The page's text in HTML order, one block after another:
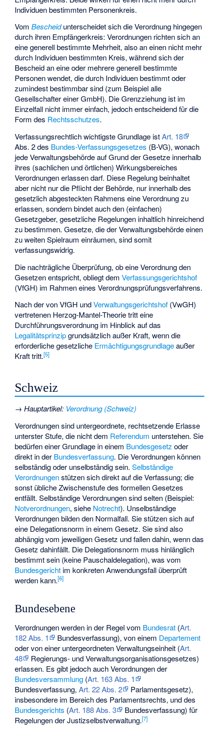
Individuen bestimmten Personenkreis.
VomBescheidunterscheidet sich die Verordnung hingegen
durch ihren Empfängerkreis: Verordnungen richten sich an
eine generell bestimmte Mehrheit, also an einen nicht mehr
durch Individuen bestimmten Kreis, während sich der
Bescheid an eine oder mehrere generell bestimmte
Personen wendet, die durch Individuen bestimmt oder
zumindest bestimmbar sind (zum Beispiel alle
Gesellschafter einer GmbH). Die Grenzziehung ist im
Einzelfall nicht immer einfach, jedoch entscheidend für die
Form des Rechtsschutzes.
Verfassungsrechtlich wichtigste Grundlage istArt. 18
Abs. 2 des Bundes-Verfassungsgesetzes (B-VG), wonach
jede Verwaltungsbehörde auf Grund der Gesetze innerhalb
ihres (sachlichen und örtlichen) Wirkungsbereiches
Verordnungen erlassen darf. Diese Regelung beinhaltet
aber nicht nur die Pflicht der Behörde, nur innerhalb des
gesetzlich abgesteckten Rahmens eine Verordnung zu
erlassen, sondern bindet auch den (einfachen)
Gesetzgeber, gesetzliche Regelungen inhaltlich hinreichend
zu bestimmen. Gesetze, die der Verwaltungsbehörde einen
zu weiten Spielraum einräumen, sind somit
verfassungswidrig.
Die nachträgliche Überprüfung, ob eine Verordnung den
Gesetzen entspricht, obliegt demVerfassungsgerichtshof
(VfGH) im Rahmen eines Verordnungsprüfungsverfahrens.
Nach der von VfGH undVerwaltungsgerichtshof (VwGH)
vertretenen Herzog-Mantel-Theorietritt eine
Durchführungsverordnung im Hinblick auf das
Legalitätsprinzipgrundsätzlich außer Kraft, wenn die
erforderliche gesetzliche Ermächtigungsgrundlageaußer
Kraft tritt.[5]
Schweiz
→Hauptartikel: Verordnung (Schweiz)
Verordnungen sind untergeordnete, rechtsetzende Erlasse
unterster Stufe, die nicht dem Referendum unterstehen. Sie
bedürfen einer Grundlage in einem Bundesgesetz oder
direkt in der Bundesverfassung. Die Verordnungen können
selbständig oder unselbständig sein.Selbständige
Verordnungenstützen sich direkt auf die Verfassung; die
sonst übliche Zwischenstufe des formellen Gesetzes
entfällt. Selbständige Verordnungen sind selten (Beispiel:
Notverordnungen, siehe Notrecht). Unselbständige
Verordnungen bilden den Normalfall. Sie stützen sich auf
eine Delegationsnorm in einem Gesetz. Sie sind also
abhängig vom jeweiligen Gesetz und fallen dahin, wenn das
Gesetz dahinfällt. Die Delegationsnorm muss hinlänglich
bestimmt sein (keine Pauschaldelegation), was vom
Bundesgericht im konkreten Anwendungsfall überprüft
werden kann.[6]
Bundesebene
Verordnungen werden in der Regel vom Bundesrat (Art.
182 Abs. 1
Bundesverfassung), von einem Departement
oder von einer untergeordneten Verwaltungseinheit (Art.
48
Regierungs- und Verwaltungsorganisationsgesetzes)
erlassen. Es gibt jedoch auch Verordnungen der
Bundesversammlung (Art. 163 Abs. 1
Bundesverfassung,Art. 22 Abs. 2
Parlamentsgesetz),
insbesondere im Bereich des Parlamentsrechts, und des
Bundesgerichts (Art. 188 Abs. 3
Bundesverfassung) für
Regelungen der Justizselbstverwaltung.[7]